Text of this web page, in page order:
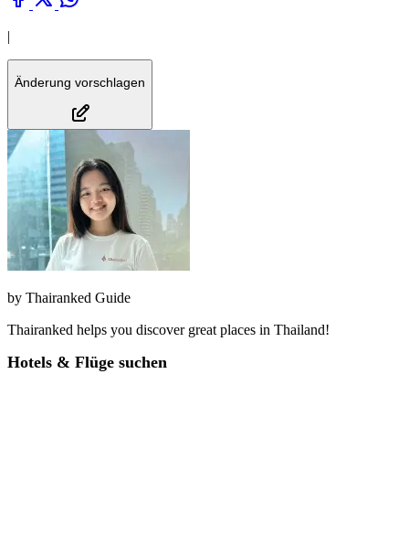
|
Änderung vorschlagen
by Thairanked Guide
Thairanked helps you discover great places in Thailand!
Hotels & Flüge suchen